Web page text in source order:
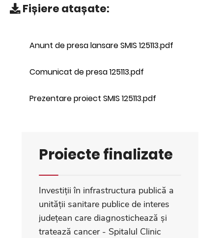
Fișiere atașate:
Anunt de presa lansare SMIS 125113.pdf
Comunicat de presa 125113.pdf
Prezentare proiect SMIS 125113.pdf
Proiecte finalizate
Investiții în infrastructura publică a
unității sanitare publice de interes
județean care diagnostichează și
tratează cancer - Spitalul Clinic